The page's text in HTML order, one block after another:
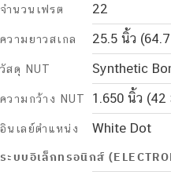
จำนวนเฟรต 22
ความยาวสเกล 25.5 นิ้ว
วัสดุ NUT Synthetic
ความกว้าง NUT 1.650 นิ้ว (42
อินเลย์ตำแหน่ง White Dot
ระบบอิเล็กทรอนิกส์